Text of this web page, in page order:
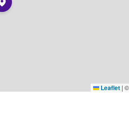
Leaflet | ©